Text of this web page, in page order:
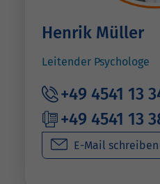
Henrik Müller
Leitender Psychologe
+49 4541 13
+49 4541 13
E-Mail schreiben